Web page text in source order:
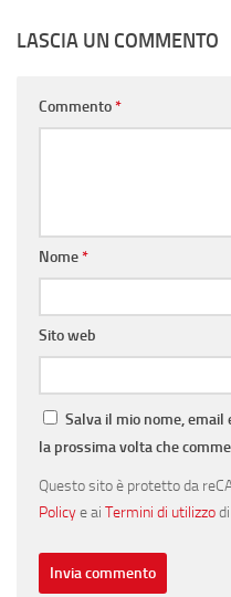
LASCIA UN COMMENTO
Commento*
Nome*
Sito web
Salva il mio nome,
la prossima volta che
Questo sito è protetto da
Policye ai Termini di utilizzo